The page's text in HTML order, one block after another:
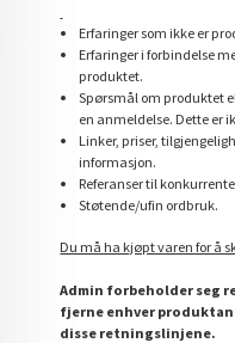
Erfaringer som ikke er
Erfaringer i forbindelse
produktet.
Spørsmål om produktet
en anmeldelse. Dette er
Linker, priser,
informasjon.
Referanser til
Støtende/ufin ordbruk.
Du må ha kjøpt varen for å
Admin forbeholder seg
fjerne enhver
disse retningslinjene.